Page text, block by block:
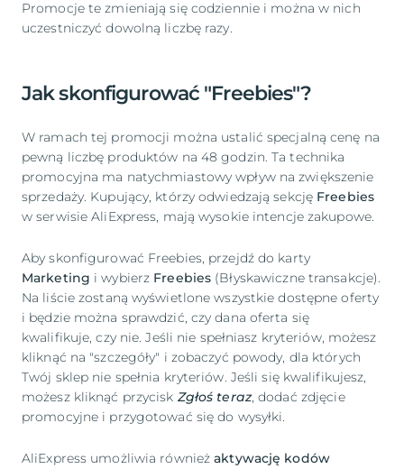
Promocje te zmieniają się codziennie i można w nich
uczestniczyć dowolną liczbę razy.
Jak skonfigurować "Freebies"?
W ramach tej promocji można ustalić specjalną cenę na
pewną liczbę produktów na 48 godzin. Ta technika
promocyjna ma natychmiastowy wpływ na zwiększenie
sprzedaży. Kupujący, którzy odwiedzają sekcję Freebies
w serwisie AliExpress, mają wysokie intencje zakupowe.
Aby skonfigurować Freebies, przejdź do karty
Marketing i wybierz Freebies (Błyskawiczne transakcje).
Na liście zostaną wyświetlone wszystkie dostępne oferty
i będzie można sprawdzić, czy dana oferta się
kwalifikuje, czy nie. Jeśli nie spełniasz kryteriów, możesz
kliknąć na "szczegóły" i zobaczyć powody, dla których
Twój sklep nie spełnia kryteriów. Jeśli się kwalifikujesz,
możesz kliknąć przycisk Zgłoś teraz, dodać zdjęcie
promocyjne i przygotować się do wysyłki.
AliExpress umożliwia równieżaktywację kodów